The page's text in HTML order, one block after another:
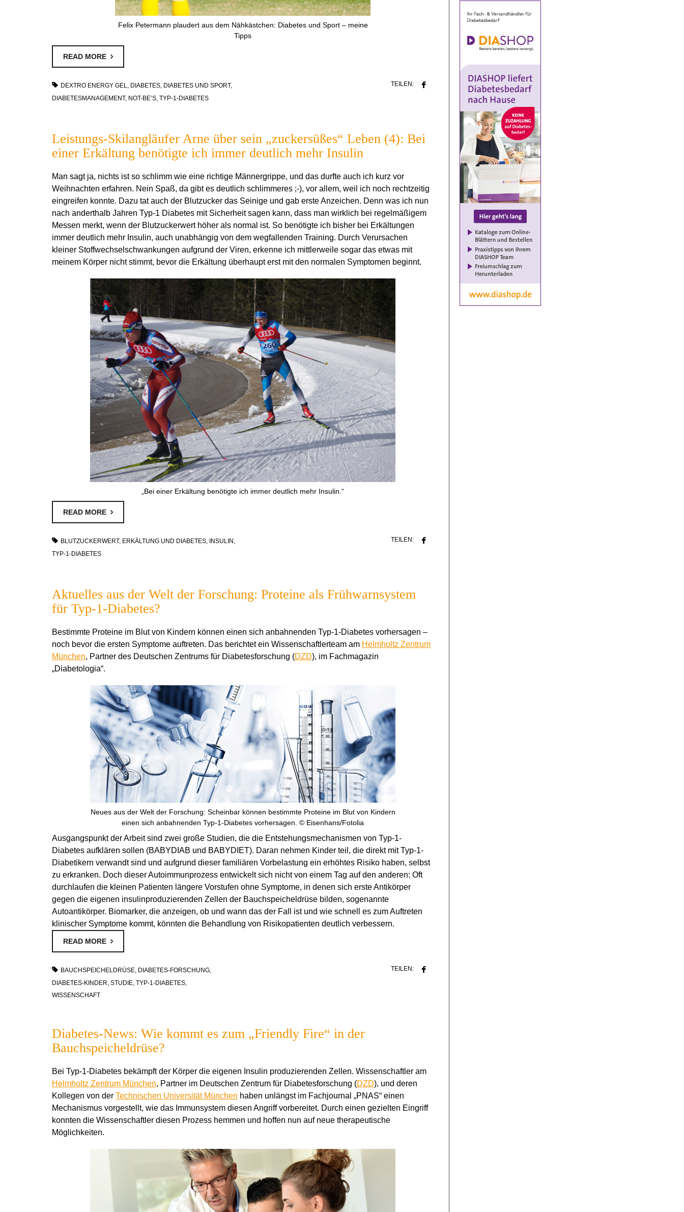
Felix Petermann plaudert aus dem Nähkästchen: Diabetes und Sport – meine
Tipps
READ MORE
DEXTRO ENERGY GEL, DIABETES, DIABETES UND SPORT,
DIABETESMANAGEMENT, NOT-BE’S, TYP-1-DIABETES
TEILEN:
Leistungs-Skilangläufer Arne über sein „zuckersüßes“ Leben (4): Bei
einer Erkältung benötigte ich immer deutlich mehr Insulin
Man sagt ja, nichts ist so schlimm wie eine richtige Männergrippe, und das durfte auch ich kurz vor
Weihnachten erfahren. Nein Spaß, da gibt es deutlich schlimmeres ;-), vor allem, weil ich noch rechtzeitig
eingreifen konnte. Dazu tat auch der Blutzucker das Seinige und gab erste Anzeichen. Denn was ich nun
nach anderthalb Jahren Typ-1 Diabetes mit Sicherheit sagen kann, dass man wirklich bei regelmäßigem
Messen merkt, wenn der Blutzuckerwert höher als normal ist. So benötigte ich bisher bei Erkältungen
immer deutlich mehr Insulin, auch unabhängig von dem wegfallenden Training. Durch Verursachen
kleiner Stoffwechselschwankungen aufgrund der Viren, erkenne ich mittlerweile sogar das etwas mit
meinem Körper nicht stimmt, bevor die Erkältung überhaupt erst mit den normalen Symptomen beginnt.
„Bei einer Erkältung benötigte ich immer deutlich mehr Insulin.“
READ MORE
BLUTZUCKERWERT, ERKÄLTUNG UND DIABETES, INSULIN ,
TYP-1-DIABETES
TEILEN:
Aktuelles aus der Welt der Forschung: Proteine als Frühwarnsystem
für Typ-1-Diabetes?
Bestimmte Proteine im Blut von Kindern können einen sich anbahnenden Typ-1-Diabetes vorhersagen –
noch bevor die ersten Symptome auftreten. Das berichtet ein Wissenschaftlerteam am Helmholtz Zentrum
München, Partner des Deutschen Zentrums für Diabetesforschung (DZD), im Fachmagazin
„Diabetologia“.
Neues aus der Welt der Forschung: Scheinbar können bestimmte Proteine im Blut von Kindern
einen sich anbahnenden Typ-1-Diabetes vorhersagen. © Eisenhans/Fotolia
Ausgangspunkt der Arbeit sind zwei große Studien, die die Entstehungsmechanismen von Typ-1-
Diabetes aufklären sollen (BABYDIAB und BABYDIET). Daran nehmen Kinder teil, die direkt mit Typ-1-
Diabetikern verwandt sind und aufgrund dieser familiären Vorbelastung ein erhöhtes Risiko haben, selbst
zu erkranken. Doch dieser Autoimmunprozess entwickelt sich nicht von einem Tag auf den anderen: Oft
durchlaufen die kleinen Patienten längere Vorstufen ohne Symptome, in denen sich erste Antikörper
gegen die eigenen insulinproduzierenden Zellen der Bauchspeicheldrüse bilden, sogenannte
Autoantikörper. Biomarker, die anzeigen, ob und wann das der Fall ist und wie schnell es zum Auftreten
klinischer Symptome kommt, könnten die Behandlung von Risikopatienten deutlich verbessern.
READ MORE
BAUCHSPEICHELDRÜSE, DIABETES-FORSCHUNG,
DIABETES-KINDER, STUDIE, TYP-1-DIABETES,
WISSENSCHAFT
TEILEN:
Diabetes-News: Wie kommt es zum „Friendly Fire“ in der
Bauchspeicheldrüse?
Bei Typ-1-Diabetes bekämpft der Körper die eigenen Insulin produzierenden Zellen. Wissenschaftler am
Helmholtz Zentrum München, Partner im Deutschen Zentrum für Diabetesforschung (DZD), und deren
Kollegen von der Technischen Universität München haben unlängst im Fachjournal „PNAS“ einen
Mechanismus vorgestellt, wie das Immunsystem diesen Angriff vorbereitet. Durch einen gezielten Eingriff
konnten die Wissenschaftler diesen Prozess hemmen und hoffen nun auf neue therapeutische
Möglichkeiten.